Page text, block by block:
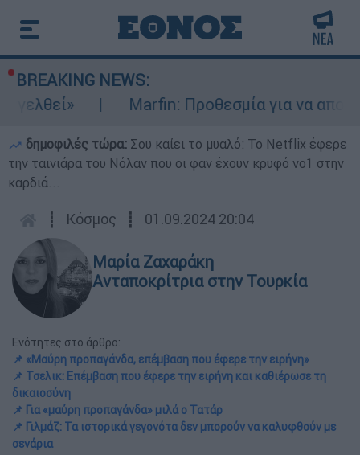
BREAKING NEWS:
Marfin: Προθεσμία για να απολογηθεί
δημοφιλές τώρα: Σου καίει το μυαλό: Το Netflix έφερε
την ταινιάρα του Νόλαν που οι φαν έχουν κρυφό νο1 στην
καρδιά...
┋ Κόσμος ┋ 01.09.2024 20:04
Μαρία Ζαχαράκη
Ανταποκρίτρια στην Τουρκία
Ενότητες στο άρθρο:
📌 «Μαύρη προπαγάνδα, επέμβαση που έφερε την ειρήνη»
📌 Τσελικ: Επέμβαση που έφερε την ειρήνη και καθιέρωσε τη
δικαιοσύνη
📌 Για «μαύρη προπαγάνδα» μιλά ο Τατάρ
📌 Γιλμάζ: Τα ιστορικά γεγονότα δεν μπορούν να καλυφθούν με
σενάρια